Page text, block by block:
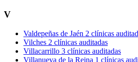
V
Valdepeñas de Jaén 2 clínicas
Vilches 2 clínicas auditadas
Villacarrillo 3 clínicas auditadas
Villanueva de la Reina 1 clínicas